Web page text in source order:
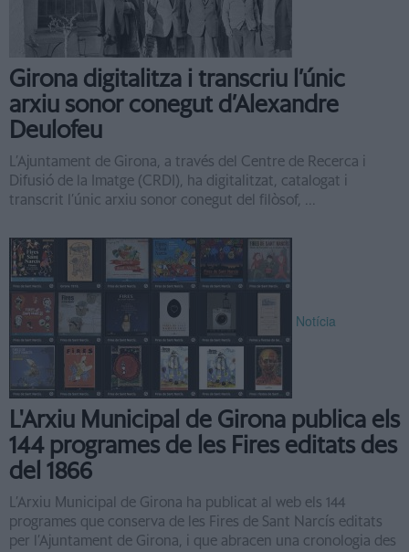
Girona digitalitza i transcriu l’únic
arxiu sonor conegut d’Alexandre
Deulofeu
L’Ajuntament de Girona, a través del Centre de Recerca i
Difusió de la Imatge (CRDI), ha digitalitzat, catalogat i
transcrit l’únic arxiu sonor conegut del filòsof, ...
Notícia
L'Arxiu Municipal de Girona publica els
144 programes de les Fires editats des
del 1866
L’Arxiu Municipal de Girona ha publicat al web els 144
programes que conserva de les Fires de Sant Narcís editats
per l’Ajuntament de Girona, i que abracen una cronologia des